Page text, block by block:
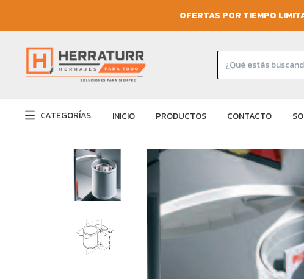
OFERTAS POR TIEMPO
CATEGORÍAS INICIO PRODUCTOS CONTACTO